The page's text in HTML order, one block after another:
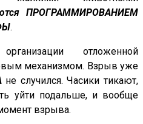
ПРОГРАММИРОВАНИЕМ
.
отложенной
механизмом. Взрыв уже
не случился. Часики тикают,
уйти подальше, и вообще
взрыва.